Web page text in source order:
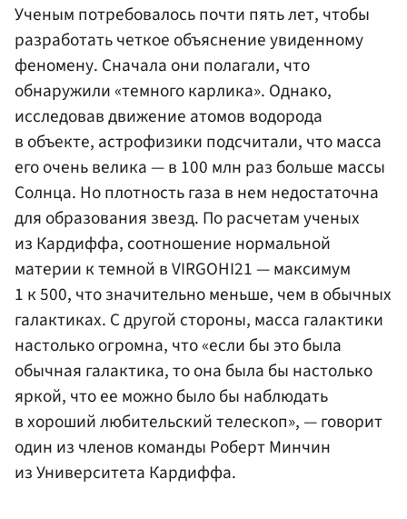
Ученым потребовалось почти пять лет, чтобы
разработать четкое объяснение увиденному
феномену. Сначала они полагали, что
обнаружили «темного карлика». Однако,
исследовав движение атомов водорода
в объекте, астрофизики подсчитали, что масса
его очень велика — в 100 млн раз больше массы
Солнца. Но плотность газа в нем недостаточна
для образования звезд. По расчетам ученых
из Кардиффа, соотношение нормальной
материи к темной в VIRGOHI21 — максимум
1 к 500, что значительно меньше, чем в обычных
галактиках. С другой стороны, масса галактики
настолько огромна, что «если бы это была
обычная галактика, то она была бы настолько
яркой, что ее можно было бы наблюдать
в хороший любительский телескоп», — говорит
один из членов команды Роберт Минчин
из Университета Кардиффа.